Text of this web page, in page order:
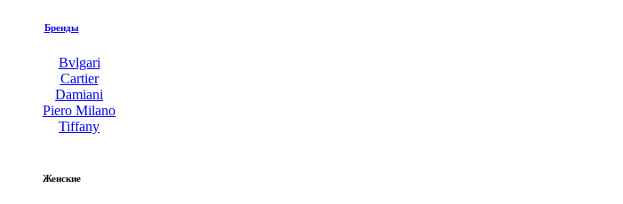
Бренды
Bvlgari
Cartier
Damiani
Piero Milano
Tiffany
Женские